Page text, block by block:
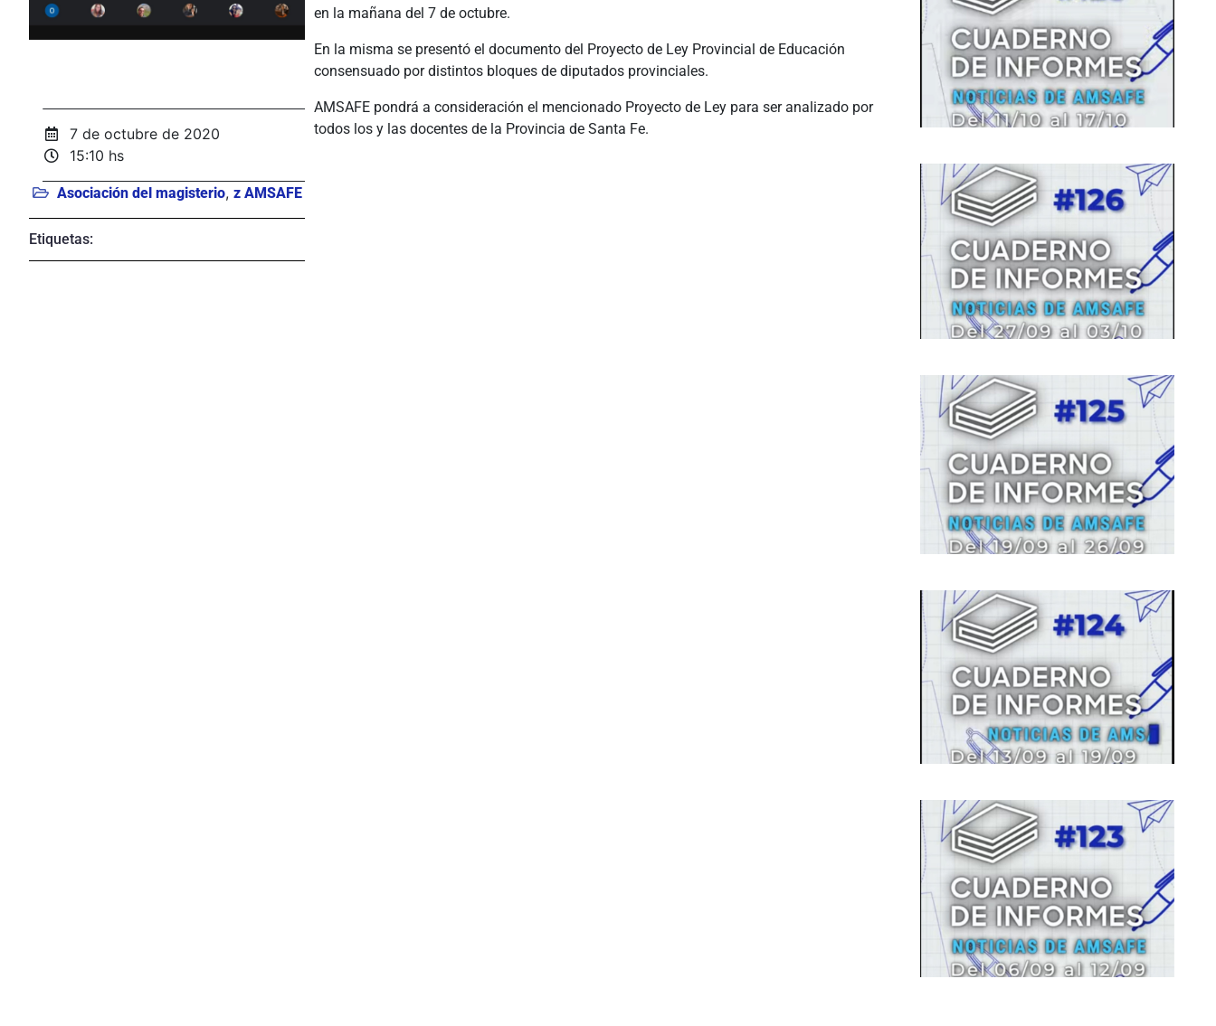
7 de octubre de 2020
15:10 hs
Asociación del magisterio, z AMSAFE
Etiquetas:
en la mañana del 7 de octubre.
En la misma se presentó el documento del Proyecto de Ley Provincial de Educación
consensuado por distintos bloques de diputados provinciales.
AMSAFE pondrá a consideración el mencionado Proyecto de Ley para ser analizado por
todos los y las docentes de la Provincia de Santa Fe.